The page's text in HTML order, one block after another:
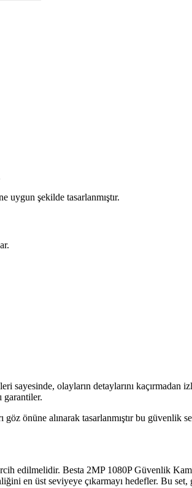
uygun şekilde tasarlanmıştır.
olayların detaylarını kaçırmadan
garantiler.
önüne alınarak tasarlanmıştır bu
edilmelidir. Besta 2MP 1080P Güvenlik
en üst seviyeye çıkarmayı hedefler. Bu